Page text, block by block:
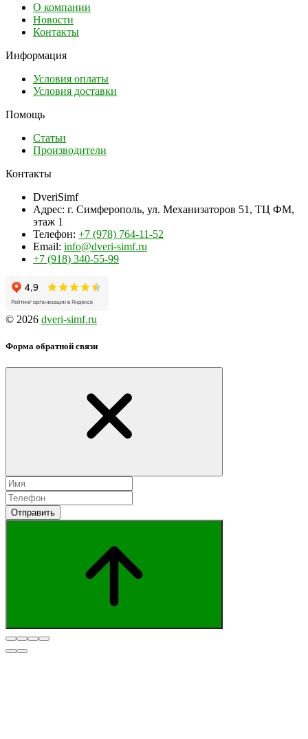
О компании
Новости
Контакты
Информация
Условия оплаты
Условия доставки
Помощь
Статьи
Производители
Контакты
DveriSimf
Адрес: г. Симферополь, ул. Механизаторов 51, ТЦ ФМ,
этаж 1
Телефон: +7 (978) 764-11-52
Email: info@dveri-simf.ru
+7 (918) 340-55-99
© 2026 dveri-simf.ru
Форма обратной связи